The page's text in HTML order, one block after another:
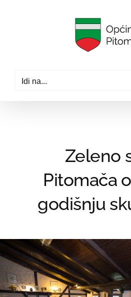
Idi na...
Zeleno
Pitomača
godišnju